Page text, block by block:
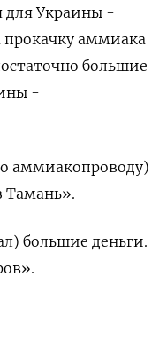
для Украины -
прокачку аммиака
большие
-
аммиакопроводу)
Тамань».
большие деньги.